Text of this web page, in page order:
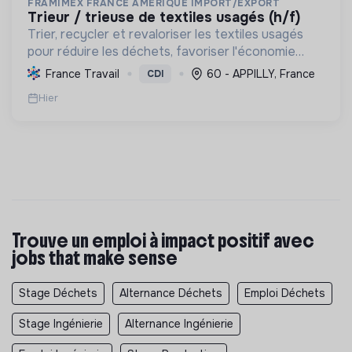
FRAMIMEX FRANCE AMERIQUE IMPORT/EXPORT
trieur / trieuse de textiles usagés (h/f)
Trier, recycler et revaloriser les textiles usagés
pour réduire les déchets, favoriser l'économie
circulaire et minimiser l'impact environnemental de
France Travail CDI 60 - APPILLY, France
Hier
Trouve un emploi à impact positif avec
jobs that make sense
Stage Déchets Alternance Déchets Emploi Déchets
Stage Ingénierie Alternance Ingénierie